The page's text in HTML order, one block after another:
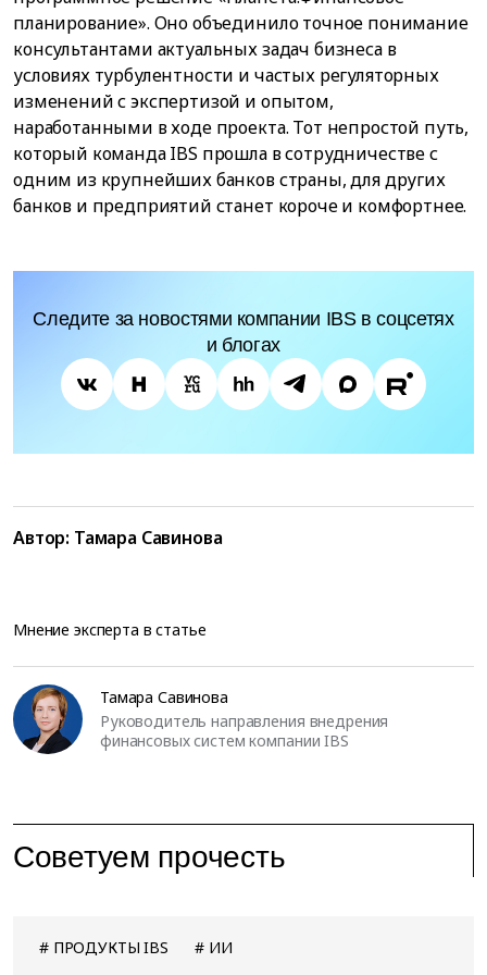
планирование». Оно объединило точное понимание
консультантами актуальных задач бизнеса в
условиях турбулентности и частых регуляторных
изменений с экспертизой и опытом,
наработанными в ходе проекта. Тот непростой путь,
который команда IBS прошла в сотрудничестве с
одним из крупнейших банков страны, для других
банков и предприятий станет короче и комфортнее.
Следите за новостями компании IBS в соцсетях
и блогах
Автор: Тамара Савинова
Мнение эксперта в статье
Тамара Савинова
Руководитель направления внедрения
финансовых систем компании IBS
Советуем прочесть
ПРОДУКТЫ IBS ИИ